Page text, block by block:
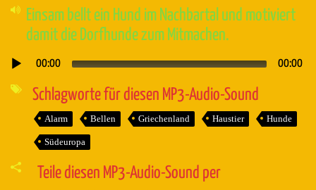
Einsam bellt ein Hund im Nachbartal und motiviert
damit die Dorfhunde zum Mitmachen.
Audio-
00:00 00:00
Schlagworte für diesen MP3-Audio-Sound
Alarm Bellen Griechenland Haustier Hunde
Südeuropa
Teile diesen MP3-Audio-Sound per